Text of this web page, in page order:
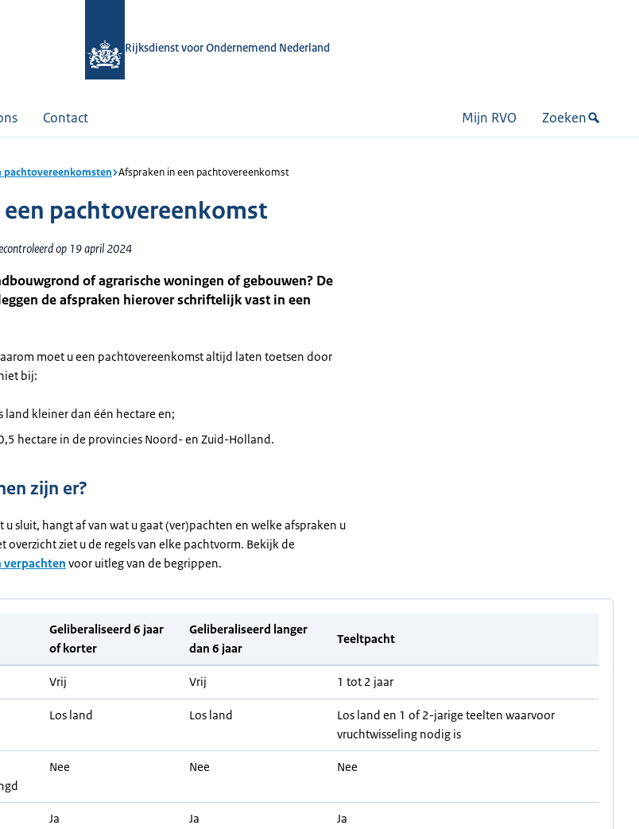
Rijksdienst voor Ondernemend Nederland
Contact Mijn RVO Zoeken
pachtovereenkomsten Afspraken in een pachtovereenkomst
pachtovereenkomst
op 19 april 2024
of agrarische woningen of gebouwen? De
de afspraken hierover schriftelijk vast in een
moet u een pachtovereenkomst altijd laten toetsen door
bij:
kleiner dan één hectare en;
hectare in de provincies Noord- en Zuid-Holland.
zijn er?
sluit, hangt af van wat u gaat (ver)pachten en welke afspraken u
overzicht ziet u de regels van elke pachtvorm. Bekijk de
verpachten voor uitleg van de begrippen.
Geliberaliseerd 6 jaar
of korter
Geliberaliseerd langer
dan 6 jaar
Teeltpacht
Vrij Vrij 1 tot 2 jaar
Los land Los land
Los land en 1 of 2-jarige teelten waarvoor
vruchtwisseling nodig is
Nee Nee Nee
Ja Ja Ja